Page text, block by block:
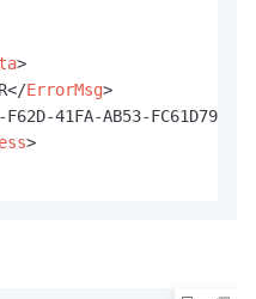
>
</ErrorMsg>
F62D-41FA-AB53-
>